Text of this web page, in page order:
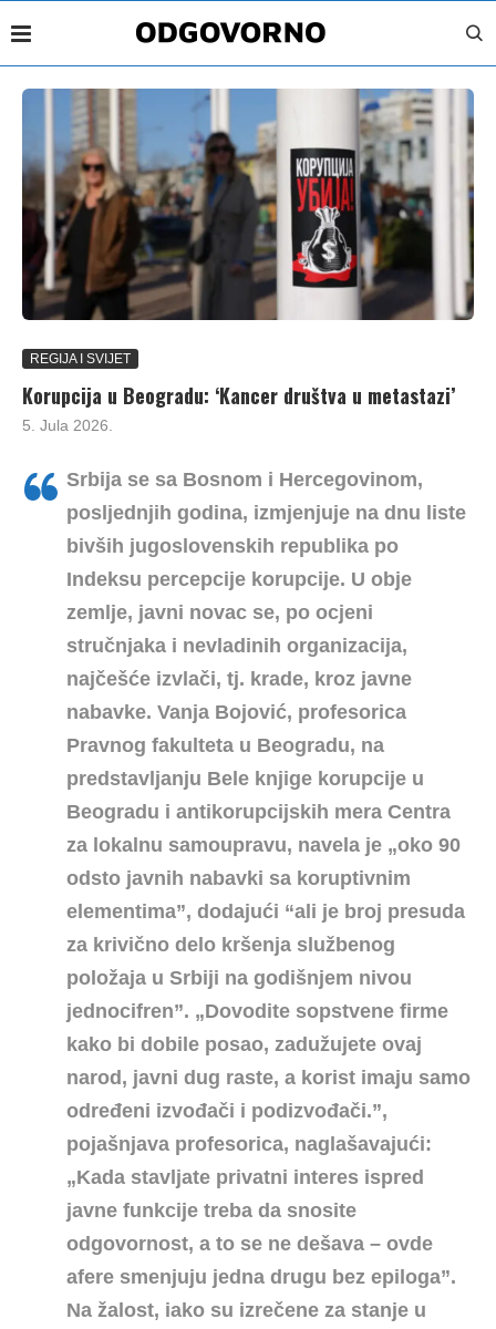
REGIJA I SVIJET
Korupcija u Beogradu: ‘Kancer društva u metastazi’
5. Jula 2026.
Srbija se sa Bosnom i Hercegovinom,
posljednjih godina, izmjenjuje na dnu liste
bivših jugoslovenskih republika po
Indeksu percepcije korupcije. U obje
zemlje, javni novac se, po ocjeni
stručnjaka i nevladinih organizacija,
najčešće izvlači, tj. krade, kroz javne
nabavke. Vanja Bojović, profesorica
Pravnog fakulteta u Beogradu, na
predstavljanju Bele knjige korupcije u
Beogradu i antikorupcijskih mera Centra
za lokalnu samoupravu, navela je „oko 90
odsto javnih nabavki sa koruptivnim
elementima”, dodajući “ali je broj presuda
za krivično delo kršenja službenog
položaja u Srbiji na godišnjem nivou
jednocifren”. „Dovodite sopstvene firme
kako bi dobile posao, zadužujete ovaj
narod, javni dug raste, a korist imaju samo
određeni izvođači i podizvođači.”,
pojašnjava profesorica, naglašavajući:
„Kada stavljate privatni interes ispred
javne funkcije treba da snosite
odgovornost, a to se ne dešava – ovde
afere smenjuju jedna drugu bez epiloga”.
Na žalost, iako su izrečene za stanje u